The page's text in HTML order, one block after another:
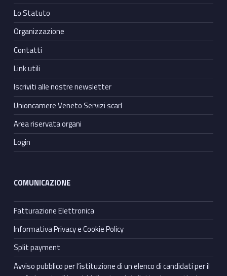
Lo Statuto
Organizzazione
Contatti
Link utili
Iscriviti alle nostre newsletter
Unioncamere Veneto Servizi scarl
Area riservata organi
Login
COMUNICAZIONE
Fatturazione Elettronica
Informativa Privacy e Cookie Policy
Split payment
Avviso pubblico per l’istituzione di un elenco di candidati per il